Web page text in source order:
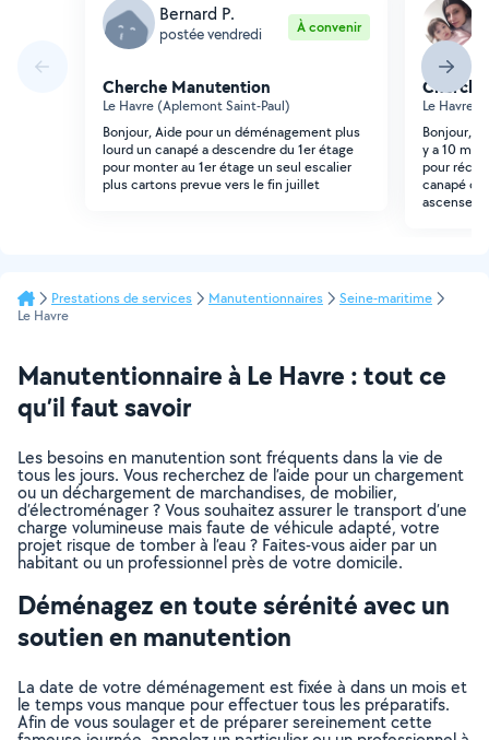
Bernard P.
postée vendredi À convenir
Cherche Manutention
Le Havre (Aplemont Saint-Paul)
Bonjour, Aide pour un déménagement plus
lourd un canapé a descendre du 1er étage
pour monter au 1er étage un seul escalier
plus cartons prevue vers le fin juillet
Le Havre
Bonjour,
y a 10
pour
canapé ce
ascenseur
Prestations de services Manutentionnaires
Seine-maritime
Le Havre
Manutentionnaire à Le Havre : tout ce
qu’il faut savoir
Les besoins en manutention sont fréquents dans la vie de
tous les jours. Vous recherchez de l’aide pour un chargement
ou un déchargement de marchandises, de mobilier,
d’électroménager ? Vous souhaitez assurer le transport d’une
charge volumineuse mais faute de véhicule adapté, votre
projet risque de tomber à l’eau ? Faites-vous aider par un
habitant ou un professionnel près de votre domicile.
Déménagez en toute sérénité avec un
soutien en manutention
La date de votre déménagement est fixée à dans un mois et
le temps vous manque pour effectuer tous les préparatifs.
Afin de vous soulager et de préparer sereinement cette